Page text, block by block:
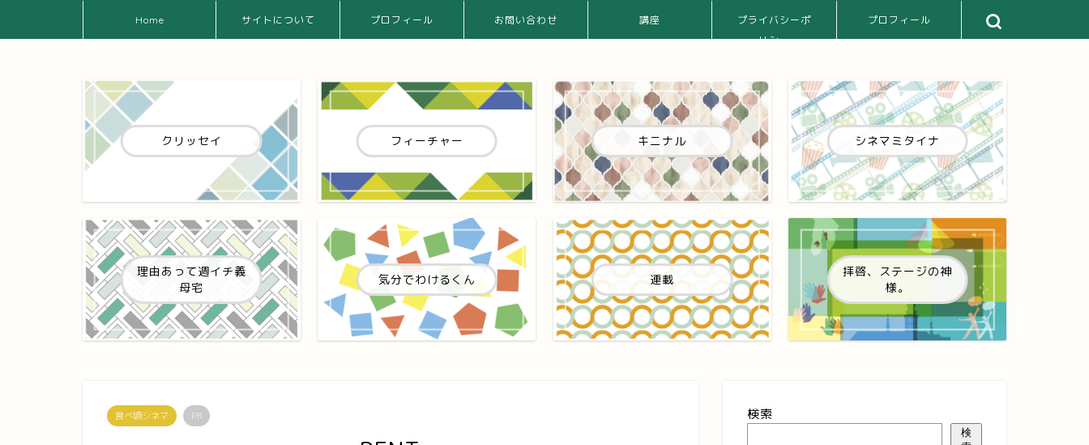
Home サイトについて プロフィール お問い合わせ 講座
プライバシーポ
リシー
プロフィール
クリッセイ フィーチャー キニナル シネマミタイナ
理由あって週イチ義
母宅
気分でわけるくん 連載
拝啓、ステージの神
様。
食べ頃シネマ PR 検索
検